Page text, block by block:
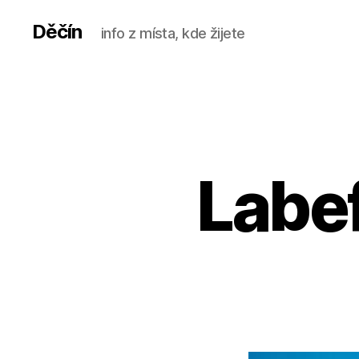
Děčín info z místa, kde žijete